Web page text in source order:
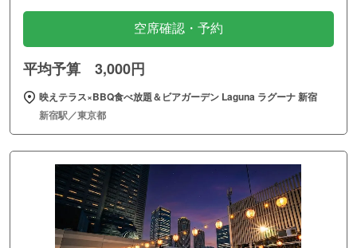
空席確認・予約
平均予算 3,000円
映えテラス×BBQ食べ放題＆ビアガーデン Laguna ラグーナ 新宿
新宿駅／東京都